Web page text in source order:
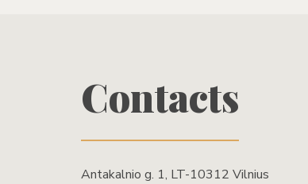
Contacts
Antakalnio g. 1, LT-10312 Vilnius